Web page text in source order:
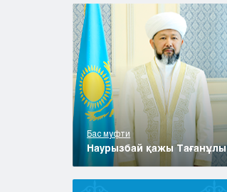
Бас муфти
Наурызбай қажы Тағанұлы